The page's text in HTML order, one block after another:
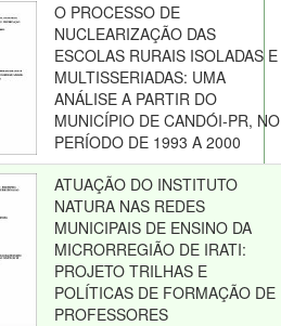
O PROCESSO DE
NUCLEARIZAÇÃO DAS
ESCOLAS RURAIS ISOLADAS E
MULTISSERIADAS: UMA
ANÁLISE A PARTIR DO
MUNICÍPIO DE CANDÓI-PR, NO
PERÍODO DE 1993 A 2000
ATUAÇÃO DO INSTITUTO
NATURA NAS REDES
MUNICIPAIS DE ENSINO DA
MICRORREGIÃO DE IRATI:
PROJETO TRILHAS E
POLÍTICAS DE FORMAÇÃO DE
PROFESSORES